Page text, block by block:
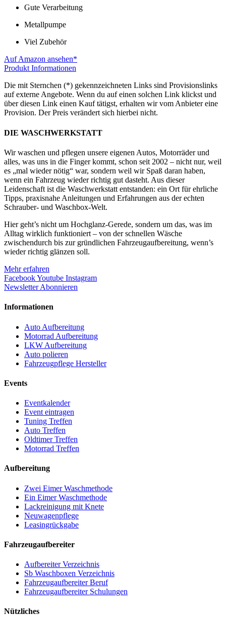
Gute Verarbeitung
Metallpumpe
Viel Zubehör
Auf Amazon ansehen*
Produkt Informationen
Die mit Sternchen (*) gekennzeichneten Links sind Provisionslinks
auf externe Angebote. Wenn du auf einen solchen Link klickst und
über diesen Link einen Kauf tätigst, erhalten wir vom Anbieter eine
Provision. Der Preis verändert sich hierbei nicht.
DIE WASCHWERKSTATT
Wir waschen und pflegen unsere eigenen Autos, Motorräder und
alles, was uns in die Finger kommt, schon seit 2002 – nicht nur, weil
es „mal wieder nötig“ war, sondern weil wir Spaß daran haben,
wenn ein Fahrzeug wieder richtig gut dasteht. Aus dieser
Leidenschaft ist die Waschwerkstatt entstanden: ein Ort für ehrliche
Tipps, praxisnahe Anleitungen und Erfahrungen aus der echten
Schrauber- und Waschbox-Welt.
Hier geht’s nicht um Hochglanz-Gerede, sondern um das, was im
Alltag wirklich funktioniert – von der schnellen Wäsche
zwischendurch bis zur gründlichen Fahrzeugaufbereitung, wenn’s
wieder richtig glänzen soll.
Mehr erfahren
FacebookYoutube Instagram
Newsletter Abonnieren
Informationen
Auto Aufbereitung
Motorrad Aufbereitung
LKW Aufbereitung
Auto polieren
Fahrzeugpflege Hersteller
Events
Eventkalender
Event eintragen
Tuning Treffen
Auto Treffen
Oldtimer Treffen
Motorrad Treffen
Aufbereitung
Zwei Eimer Waschmethode
Ein Eimer Waschmethode
Lackreinigung mit Knete
Neuwagenpflege
Leasingrückgabe
Fahrzeugaufbereiter
Aufbereiter Verzeichnis
Sb Waschboxen Verzeichnis
Fahrzeugaufbereiter Beruf
Fahrzeugaufbereiter Schulungen
Nützliches